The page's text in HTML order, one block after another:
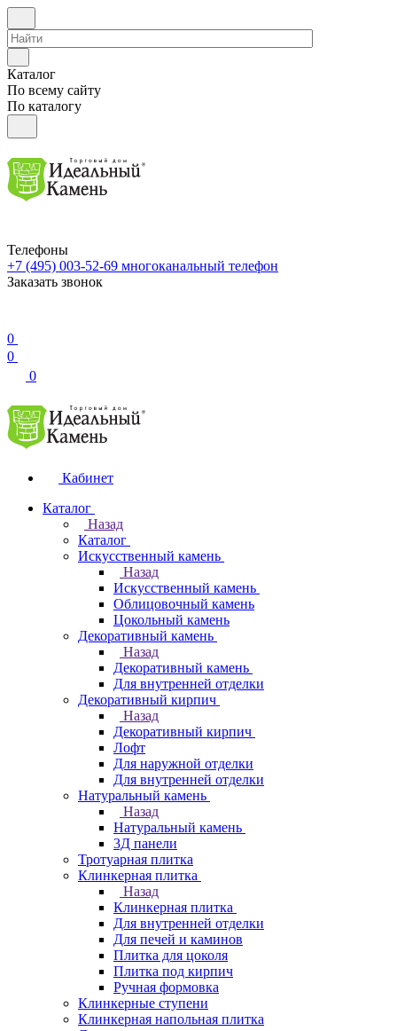
Каталог
По всему сайту
По каталогу
Телефоны
+7 (495) 003-52-69 многоканальный телефон
Заказать звонок
0
0
0
Кабинет
Каталог
Назад
Каталог
Искусственный камень
Назад
Искусственный камень
Облицовочный камень
Цокольный камень
Декоративный камень
Назад
Декоративный камень
Для внутренней отделки
Декоративный кирпич
Назад
Декоративный кирпич
Лофт
Для наружной отделки
Для внутренней отделки
Натуральный камень
Назад
Натуральный камень
3Д панели
Тротуарная плитка
Клинкерная плитка
Назад
Клинкерная плитка
Для внутренней отделки
Для печей и каминов
Плитка для цоколя
Плитка под кирпич
Ручная формовка
Клинкерные ступени
Клинкерная напольная плитка